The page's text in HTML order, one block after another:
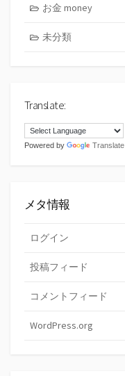
お金 money
未分類
Translate:
Powered by Translate
メタ情報
ログイン
投稿フィード
コメントフィード
WordPress.org